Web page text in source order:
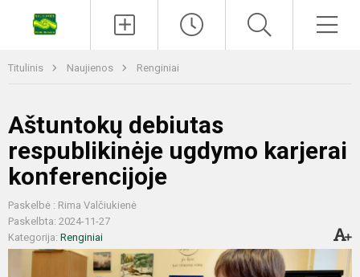
Titulinis Naujienos Renginiai
Aštuntokų debiutas
respublikinėje ugdymo karjerai
konferencijoje
Paskelbė : Rima Valčiukienė
Paskelbta: 2024-11-27
Kategorija: Renginiai